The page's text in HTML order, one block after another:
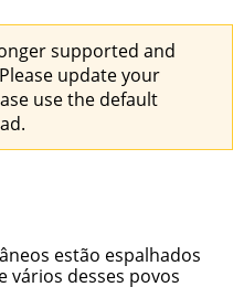
supported and
update your
use the default
estão espalhados
desses povos